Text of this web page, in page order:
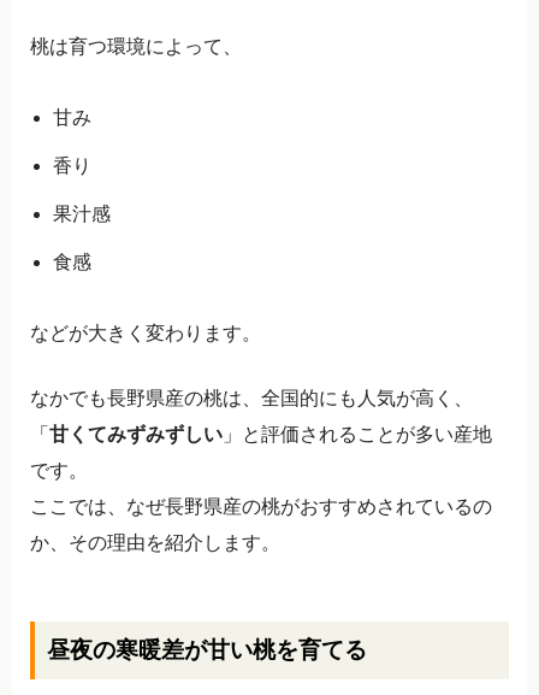
桃は育つ環境によって、
甘み
香り
果汁感
食感
などが大きく変わります。
なかでも長野県産の桃は、全国的にも人気が高く、
「 甘くてみずみずしい 」と評価されることが多い産地
です。
ここでは、なぜ長野県産の桃がおすすめされているの
か、その理由を紹介します。
昼夜の寒暖差が甘い桃を育てる